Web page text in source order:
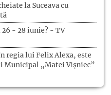
la Suceava cu
- 28 iunie? - TV
regia lui Felix Alexa, este
Municipal „Matei Vișniec”